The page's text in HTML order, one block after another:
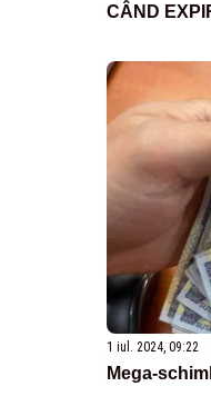
CÂND
1 iul. 2024, 09:22
Mega-